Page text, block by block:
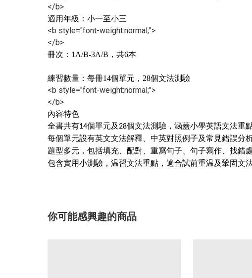
</b>
適用年級：小一至小三
<b style="font-weight:normal;">
</b>
冊次：1A/B-3A/B，共6本
練習數量：每冊14個單元，28個文法測驗
<b style="font-weight:normal;">
</b>
內容特色
全書共有14個單元及28個文法測驗，涵蓋小學英語文法重
每個單元設有英文文法解釋、中英對照例子及常見錯誤分
題型多元，包括填充、配對、重寫句子、句子寫作、找錯
包含實用小測驗，温習文法重點，適合試前重温及鞏固文
你可能感興趣的商品